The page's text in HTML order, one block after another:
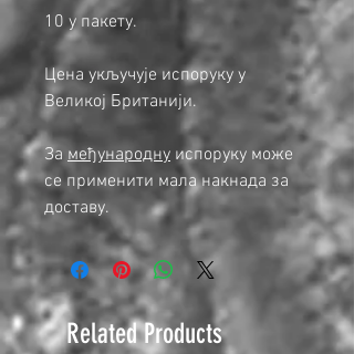
10 у пакету.
Цена укључује испоруку у
Великој Британији.
За међународну испоруку може
се применити мала накнада за
доставу.
Related Products